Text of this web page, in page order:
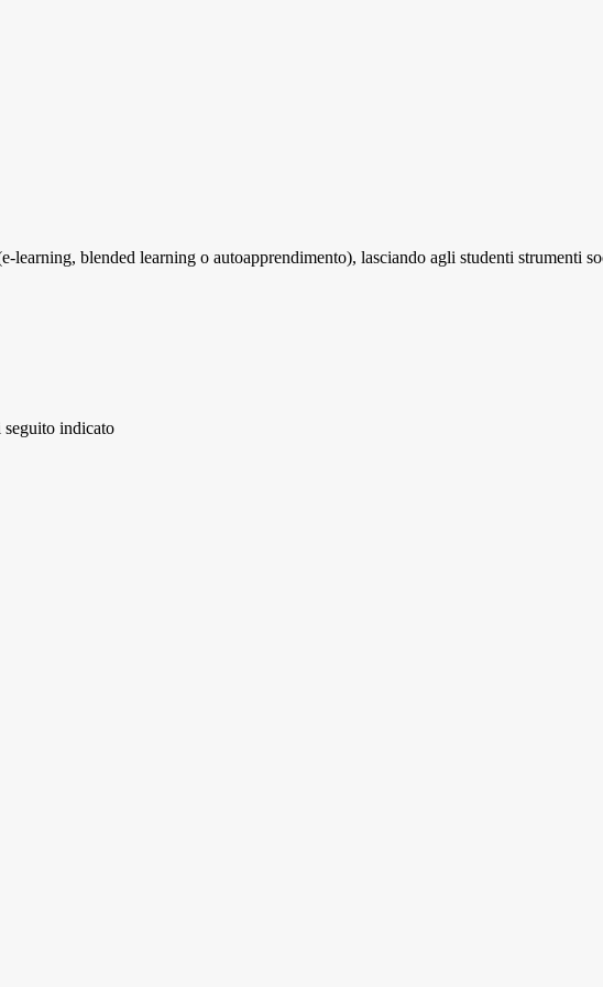
learning, blended learning o autoapprendimento), lasciando agli studenti strumenti
seguito indicato